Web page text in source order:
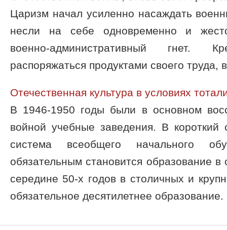
Царизм начал уси­ленно насаждать
несли на себе одновременно и
военно-административный гнет.
распоряжаться продуктами своего труда,
Отечественная культура в условиях
В 1946-1950 годы были в основном
войной учебные заведения. В короткий
система всеобщего начального
обязательным становится образование
середине 50-х годов в столичных и
обязательное десятилетнее образование.